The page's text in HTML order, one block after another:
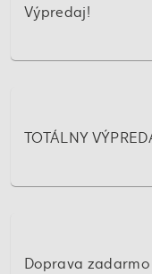
Výpredaj!
TOTÁLNY
Doprava zadarmo